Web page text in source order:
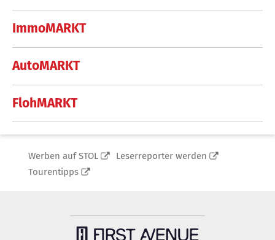
ImmoMARKT
AutoMARKT
FlohMARKT
Werben auf STOL
Leserreporter werden
Tourentipps